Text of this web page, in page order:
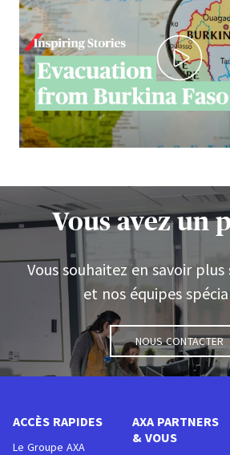
Vous avez un
Vous souhaitez en savoir plus
et nos équipes
Nous contacter
ACCÈS RAPIDES
Le Groupe AXA
AXA PARTNERS
& VOUS